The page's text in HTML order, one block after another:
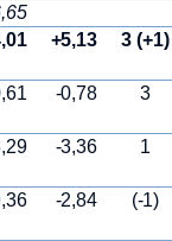
+5,13 3 (+1)
-0,78 3
-3,36 1
-2,84 (-1)